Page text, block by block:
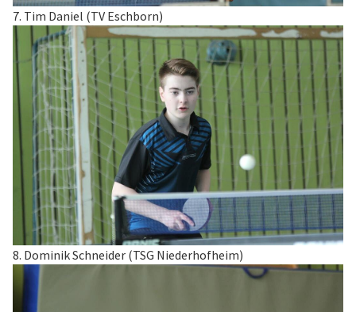
7. Tim Daniel (TV Eschborn)
8. Dominik Schneider (TSG Niederhofheim)